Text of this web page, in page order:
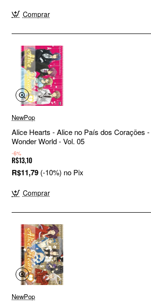
Comprar
NewPop
Alice Hearts - Alice no País dos Corações
Wonder World - Vol. 05
-6%
R$13,10
R$11,79 (-10%) no Pix
Comprar
NewPop